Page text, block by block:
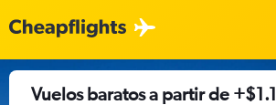
Vuelos baratos a partir de